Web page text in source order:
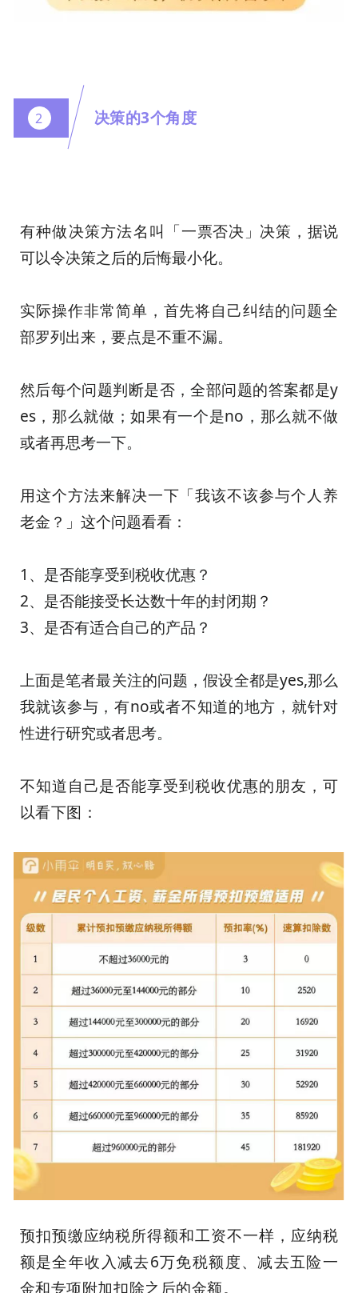
2 决策的3个角度
有种做决策方法名叫 「一票否决」决策，据说
可以令决策之后的后悔最小化。
实际操作非常简单，首先将自己纠结的问题全
部罗列出来，要点是不重不漏。
然后每个问题判断是否，全部问题的答案都是y
es， 那么就做；如果有一个是no，那么就不做
或者再思考一下。
用这个方法来解决一下「我该不该参与个人养
老金？」这个问题看看：
1、 是否能享受到税收优惠？
2、 是否能接受长达数十年的封闭期？
3、 是否有适合自己的产品？
上面是笔者最关注的问题，假设全都是yes,那么
我就该参与，有no或者不知道的地方，就针对
性进行研究或者思考。
不知道自己是否能享受到税收优惠的朋友，可
以看下图：
预扣预缴应纳税所得额和工资不一样，应纳税
额是全年收入减去6万免税额度、减去五险一
金和专项附加扣除之后的金额。